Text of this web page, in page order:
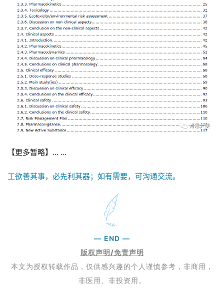
投
融
资
平
台
药
代
苑
g
登录 注册
【更多暂略】… …
工欲善其事，必先利其器；如有需要，可沟通交流。
— END —
版权声明/免责声明
本文为授权转载作品，仅供感兴趣的个人谨慎参考，非商用，
非医用、非投资用。